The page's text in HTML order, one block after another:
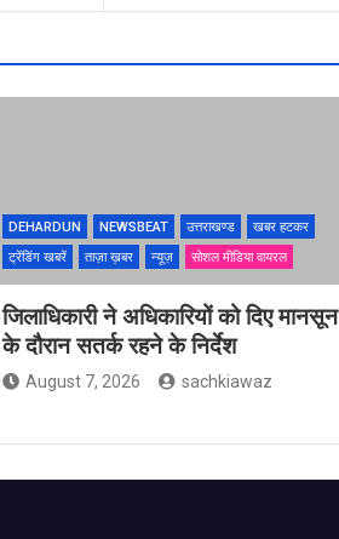
DEHARDUN NEWSBEAT उत्तराखण्ड
खबर हटकर
ट्रेंडिंग खबरें
ताज़ा ख़बर न्यूज़ सोशल मीडिया वायरल
जिलाधिकारी ने अधिकारियों को दिए मानसून
के दौरान सतर्क रहने के निर्देश
August 7, 2026 sachkiawaz